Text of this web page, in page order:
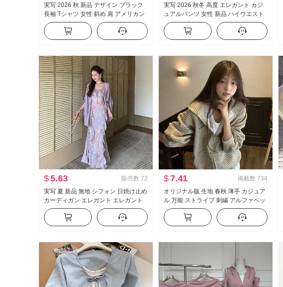
実写 2026 秋 新品 デザイン ブラック
長袖 Tシャツ 女性 斜め 肩 アメリカン
スタイル セクシースタイル オフショ
ルダー オフショルダー トップス
実写 2026 秋冬 高度 エレガント カジ
ュアルパンツ 女性 新品 ハイウエスト
ルーズフィット ルーズ リラックス 感
ワイドパンツ
$5.63 販売数 72
実写 夏 新品 無地 シフォン 日焼け止め
カーディガン エレガント エレガント
シフォン フラワープリント ワンピー
ス女 ツーピースセット
$7.41 掲載数 734
オリジナル版 生地 春秋 薄手 カジュア
ル 万能 ストライプ 刺繍 アルファベッ
ト スウェットシャツ コート